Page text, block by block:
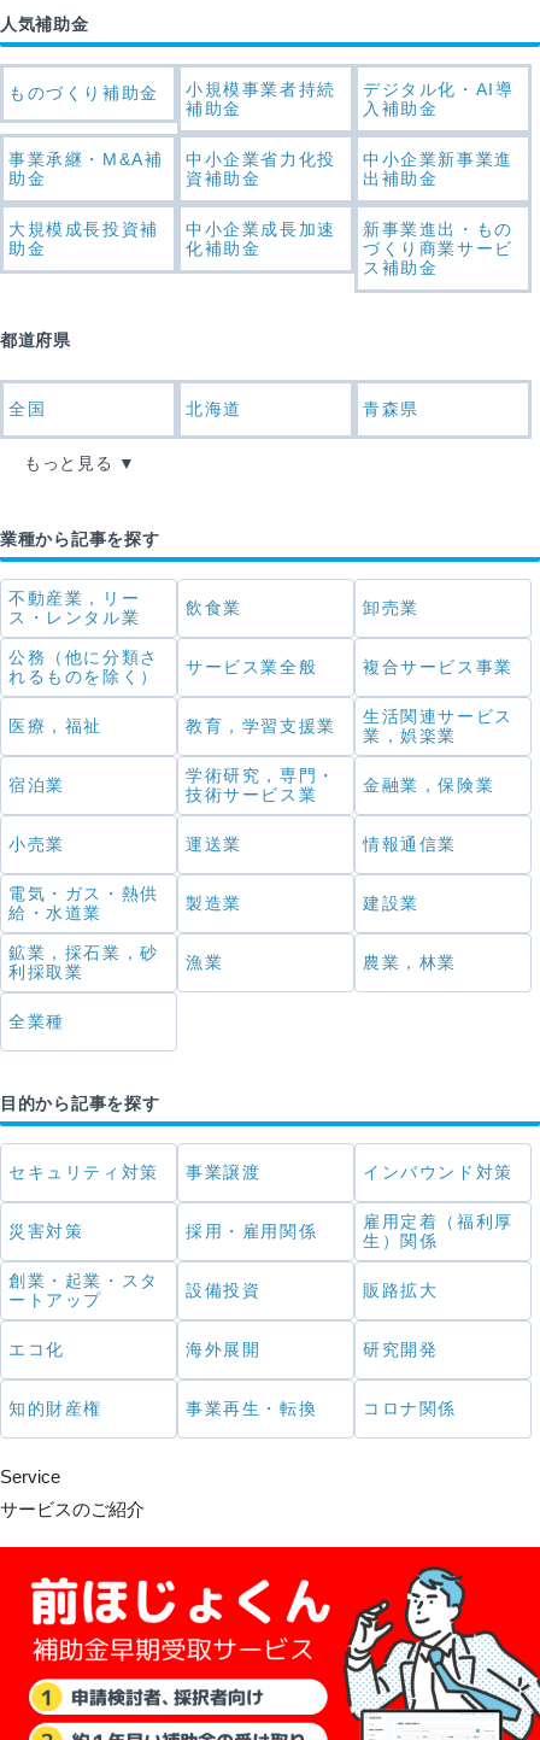
人気補助金
ものづくり補助金
小規模事業者持続
補助金
デジタル化・AI導
入補助金
事業承継・M&A補
助金
中小企業省力化投
資補助金
中小企業新事業進
出補助金
大規模成長投資補
助金
中小企業成長加速
化補助金
新事業進出・もの
づくり商業サービ
ス補助金
都道府県
全国 北海道 青森県
もっと見る
業種から記事を探す
不動産業，リー
ス・レンタル業
飲食業 卸売業
公務（他に分類さ
れるものを除く）
サービス業全般 複合サービス事業
医療，福祉 教育，学習支援業
生活関連サービス
業，娯楽業
宿泊業
学術研究，専門・
技術サービス業
金融業，保険業
小売業 運送業 情報通信業
電気・ガス・熱供
給・水道業
製造業 建設業
鉱業，採石業，砂
利採取業
漁業 農業，林業
全業種
目的から記事を探す
セキュリティ対策 事業譲渡 インバウンド対策
災害対策 採用・雇用関係
雇用定着（福利厚
生）関係
創業・起業・スタ
ートアップ
設備投資 販路拡大
エコ化 海外展開 研究開発
知的財産権 事業再生・転換 コロナ関係
Service
サービスのご紹介